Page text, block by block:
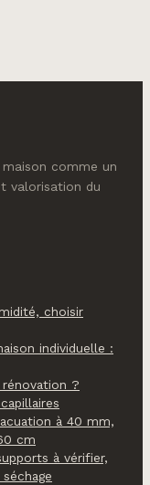
comme un
valorisation du
choisir
individuelle :
?
à 40 mm,
cm
à vérifier,